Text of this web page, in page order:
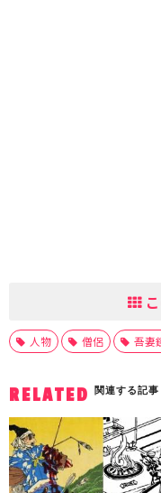
人物 僧侶 吾妻
RELATED 関連する記事